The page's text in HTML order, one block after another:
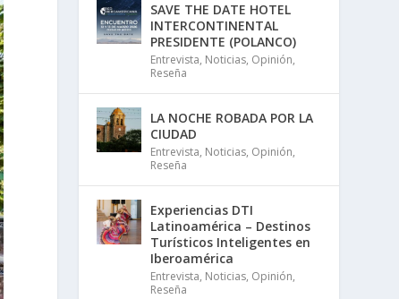
SAVE THE DATE HOTEL
INTERCONTINENTAL
PRESIDENTE (POLANCO)
Entrevista, Noticias, Opinión,
Reseña
LA NOCHE ROBADA POR LA
CIUDAD
Entrevista, Noticias, Opinión,
Reseña
Experiencias DTI
Latinoamérica – Destinos
Turísticos Inteligentes en
Iberoamérica
Entrevista, Noticias, Opinión,
Reseña